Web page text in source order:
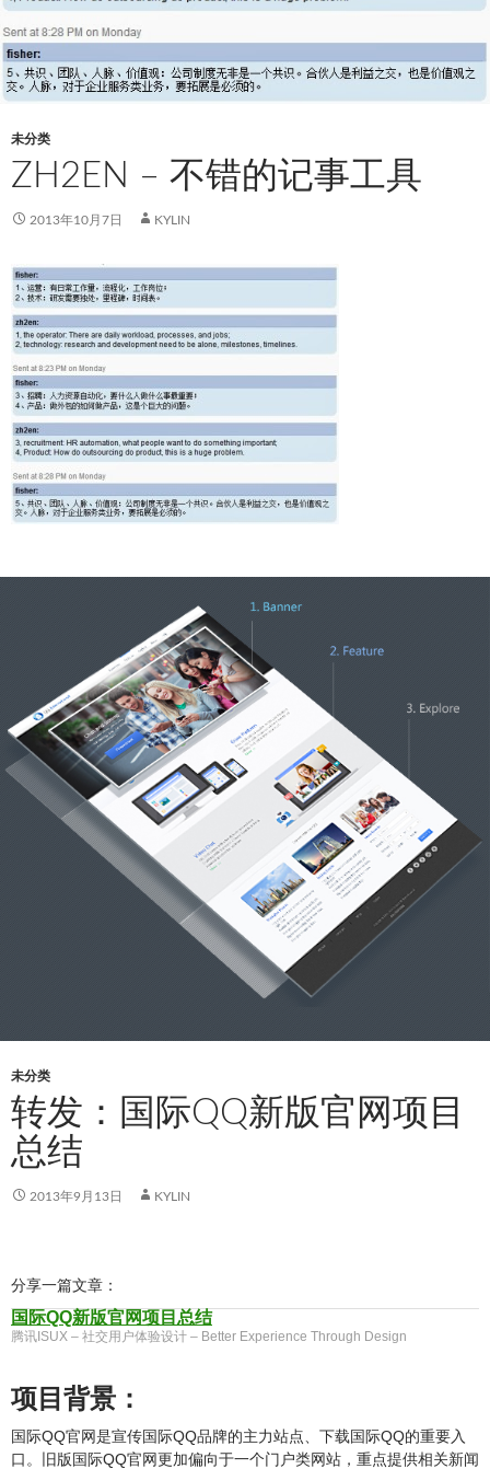
未分类
ZH2EN – 不错的记事工具
2013年10月7日 KYLIN
未分类
转发：国际QQ新版官网项目
总结
2013年9月13日 KYLIN
分享一篇文章：
国际QQ新版官网项目总结
腾讯ISUX – 社交用户体验设计 – Better Experience Through Design
项目背景：
国际QQ官网是宣传国际QQ品牌的主力站点、下载国际QQ的重要入
口。旧版国际QQ官网更加偏向于一个门户类网站，重点提供相关新闻